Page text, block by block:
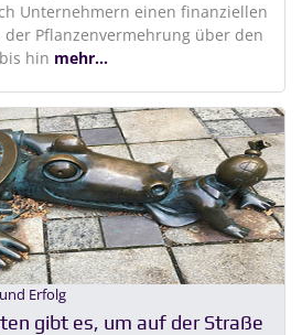
Unternehmern einen finanziellen
der Pflanzenvermehrung über den
hin mehr...
Erfolg
gibt es, um auf der Straße